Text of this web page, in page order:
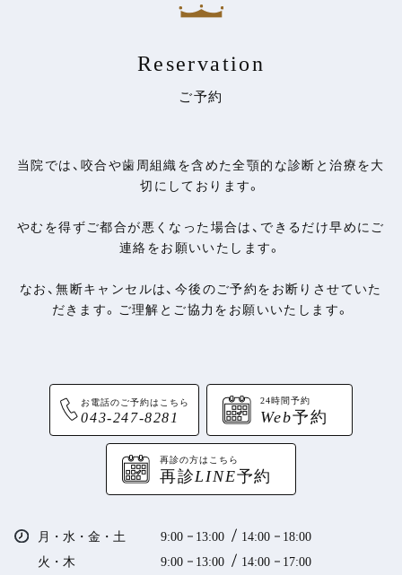
Reservation
ご予約
当院では、咬合や歯周組織を含めた全顎的な診断と治療を大
切にしております。
やむを得ずご都合が悪くなった場合は、できるだけ早めにご
連絡をお願いいたします。
なお、無断キャンセルは、今後のご予約をお断りさせていた
だきます。ご理解とご協力をお願いいたします。
お電話のご予約はこちら
043-247-8281
24時間予約
Web予約
再診の方はこちら
再診LINE予約
月・水・金・土 9:00 13:00 14:00
18:00
火・木
9:00 13:00 14:00
17:00